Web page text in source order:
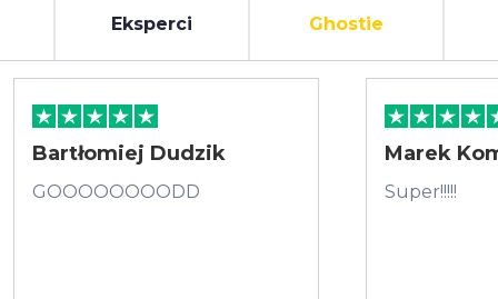
Eksperci Ghostie
Bartłomiej Dudzik
GOOOOOOOODD
Marek
Super!!!!!